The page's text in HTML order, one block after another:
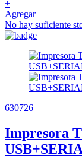
+
Agregar
No hay suficiente
630726
Impresora